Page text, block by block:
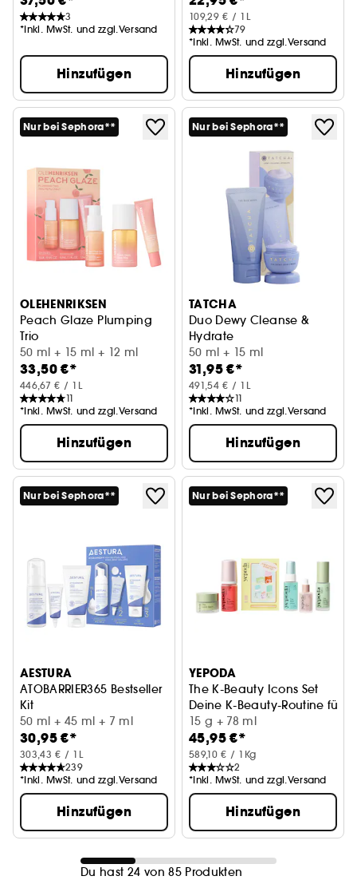
3
*Inkl. MwSt. und zzgl.Versand
Hinzufügen
109,29 € / 1L
79
*Inkl. MwSt. und zzgl.Versand
Hinzufügen
Nur bei Sephora**
OLEHENRIKSEN
Peach Glaze Plumping
Trio
Pflegeset mit Niacinamid und Vitamin C
50 ml + 15 ml + 12 ml
33,50 €*
446,67 € / 1L
11
*Inkl. MwSt. und zzgl.Versand
Hinzufügen
Nur bei Sephora**
TATCHA
Duo Dewy Cleanse &
Hydrate
Kennenlern-Duo in
50 ml + 15 ml
31,95 €*
491,54 € / 1L
11
*Inkl. MwSt. und zzgl.Versand
Hinzufügen
Nur bei Sephora**
AESTURA
ATOBARRIER365 Bestseller
Kit
Mini-Gesichtspflege-Bestseller für sensible Haut
50 ml + 45 ml + 7 ml
30,95 €*
303,43 € / 1L
239
*Inkl. MwSt. und zzgl.Versand
Hinzufügen
Nur bei Sephora**
YEPODA
The K-Beauty Icons Set
Deine K-Beauty-Routine für
15 g + 78 ml
45,95 €*
589,10 € / 1Kg
2
*Inkl. MwSt. und zzgl.Versand
Hinzufügen
Du hast 24 von 85 Produkten